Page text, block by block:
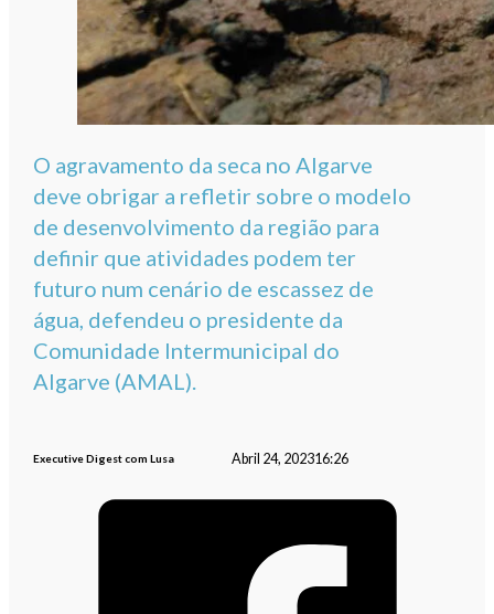
O agravamento da seca no Algarve
deve obrigar a refletir sobre o modelo
de desenvolvimento da região para
definir que atividades podem ter
futuro num cenário de escassez de
água, defendeu o presidente da
Comunidade Intermunicipal do
Algarve (AMAL).
Executive Digest com Lusa Abril 24, 202316:26